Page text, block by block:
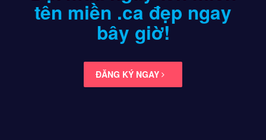
tên miền .cađẹp ngay
bây giờ!
ĐĂNG KÝ NGAY